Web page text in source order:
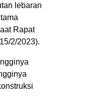
lebaran
Rapat
2/2023).